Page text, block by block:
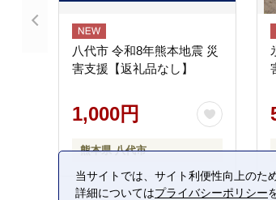
八代市 令和8年熊本地震 災
害支援【返礼品なし】
1,000円
熊本県 八代市
当サイトでは、サイト利便性向上のた
詳細についてはプライバシーポリシー